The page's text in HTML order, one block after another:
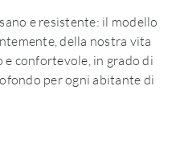
e resistente: il modello
della nostra vita
confortevole, in grado di
per ogni abitante di